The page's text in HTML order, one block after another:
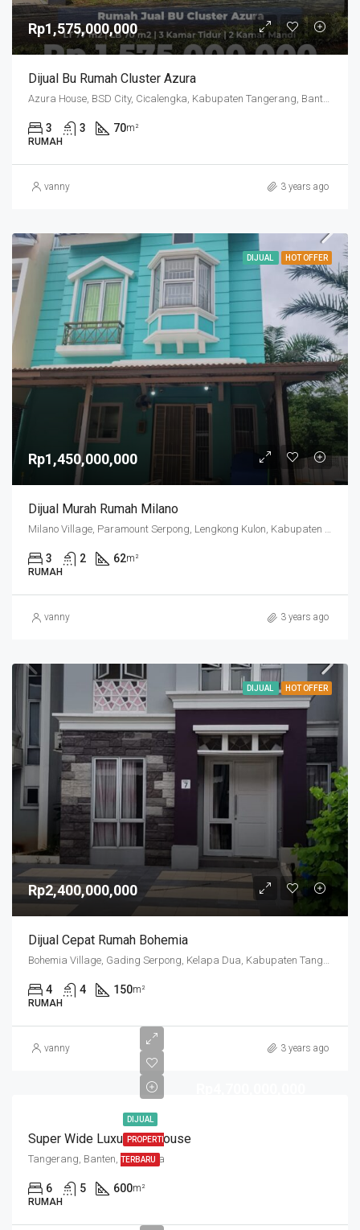
Rp1,575,000,000
Dijual Bu Rumah Cluster Azura
3 3 70m²
RUMAH
vanny 3 years ago
DIJUAL HOT OFFER
Rp1,450,000,000
Dijual Murah Rumah Milano
Milano Village, Paramount Serpong, Lengkong Kulon, Kabupaten Tangerang, Banten, Indonesia
3 2 62m²
RUMAH
vanny 3 years ago
DIJUAL HOT OFFER
Rp2,400,000,000
Dijual Cepat Rumah Bohemia
4 4 150m²
RUMAH
vanny 3 years ago
DIJUAL
PROPERTI
TERBARU
Super Wide Luxurious House
Tangerang, Banten, Indonesia
6 5 600m²
RUMAH